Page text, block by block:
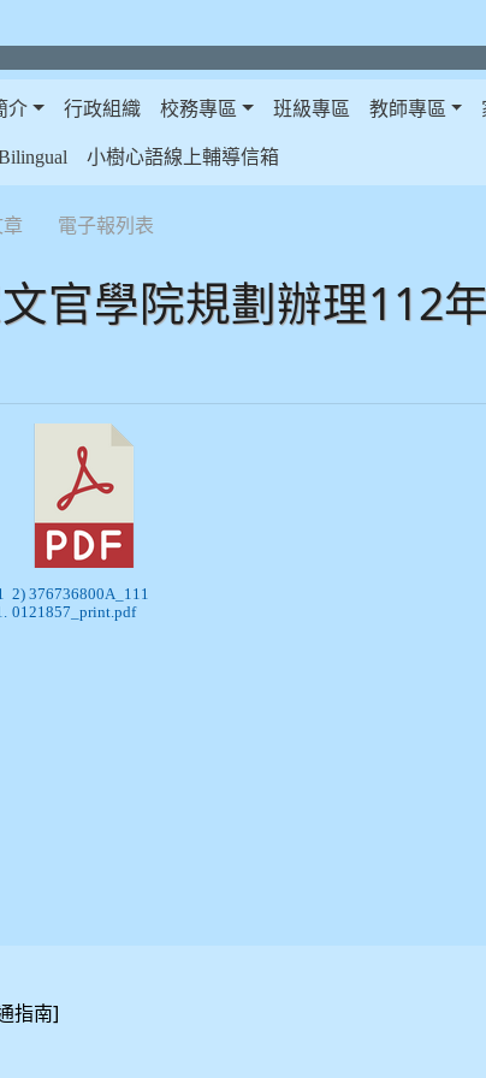
介 行政組織 校務專區 班級專區 教師專區
小樹心語線上輔導信箱
電子報列表
官學院規劃辦理112
2) 376736800A_111
0121857_print.pdf
指南]